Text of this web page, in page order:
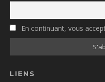
En continuant, vous
LIENS